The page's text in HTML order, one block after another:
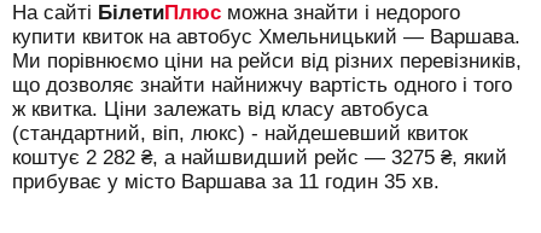
На сайті БілетиПлюс можна знайти і недорого
купити квиток на автобус Хмельницький — Варшава.
Ми порівнюємо ціни на рейси від різних перевізників,
що дозволяє знайти найнижчу вартість одного і того
ж квитка. Ціни залежать від класу автобуса
(стандартний, віп, люкс) - найдешевший квиток
коштує 2 282 ₴, а найшвидший рейс — 3275 ₴, який
прибуває у місто Варшава за 11 годин 35 хв.